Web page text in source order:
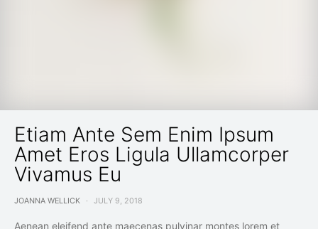
Etiam Ante Sem Enim Ipsum
Amet Eros Ligula Ullamcorper
Vivamus Eu
JOANNA WELLICK JULY 9, 2018
Aenean eleifend ante maecenas pulvinar montes lorem et